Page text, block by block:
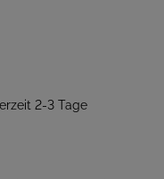
2-3 Tage